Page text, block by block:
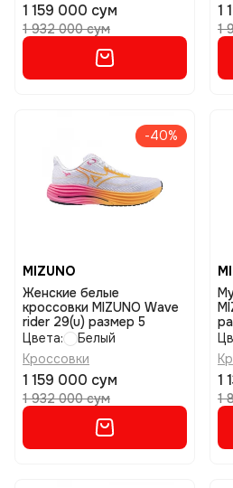
1 159 000 сум
1 932 000 сум
1
1
-40%
MIZUNO
Женские белые
кроссовки MIZUNO Wave
rider 29(u) размер 5
Цвета:
Белый
Кроссовки
1 159 000 сум
1 932 000 сум
1
1